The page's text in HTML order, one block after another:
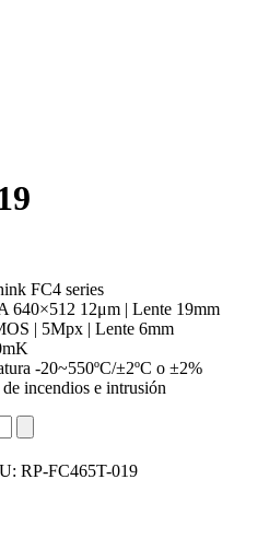
FC4 series
640×512 12μm | Lente 19mm
| 5Mpx | Lente 6mm
-20~550ºC/±2ºC o ±2%
incendios e intrusión
RP-FC465T-019